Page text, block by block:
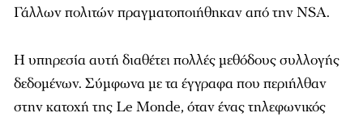
Γάλλων πολιτών πραγματοποιήθηκαν από την NSA.
Η υπηρεσία αυτή διαθέτει πολλές μεθόδους συλλογής
δεδομένων. Σύμφωνα με τα έγγραφα που περιήλθαν
στην κατοχή της Le Monde, όταν ένας τηλεφωνικός